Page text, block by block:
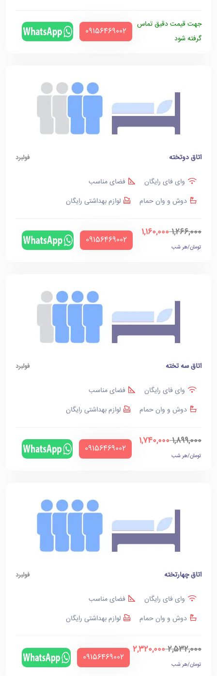
جهت قیمت دقیق تماس
گرفته شود
‪09156469002‬
اتاق دوتخته فولبرد
وای فای رایگان
فضای مناسب
دوش و وان حمام
لوازم بهداشتی رایگان
1,266,000
1,160,000
تومان/هر شب
‪09156469002‬
اتاق سه تخته فولبرد
وای فای رایگان
فضای مناسب
دوش و وان حمام
لوازم بهداشتی رایگان
1,899,000
1,740,000
تومان/هر شب
‪09156469002‬
اتاق چهارتخته فولبرد
وای فای رایگان
فضای مناسب
دوش و وان حمام
لوازم بهداشتی رایگان
2,532,000
2,320,000
تومان/هر شب
‪09156469002‬